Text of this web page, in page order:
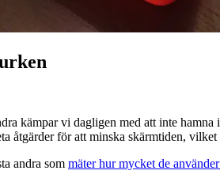
kämpar vi dagligen med att inte
åtgärder för att minska skärmtiden,
andra som mäter hur mycket de